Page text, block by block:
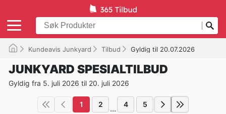
Kundeavis Junkyard Tilbud Gyldig til 20.07.2026
JUNKYARD SPESIALTILBUD
Gyldig fra 5. juli 2026 til 20. juli 2026
1 2 ... 4 5